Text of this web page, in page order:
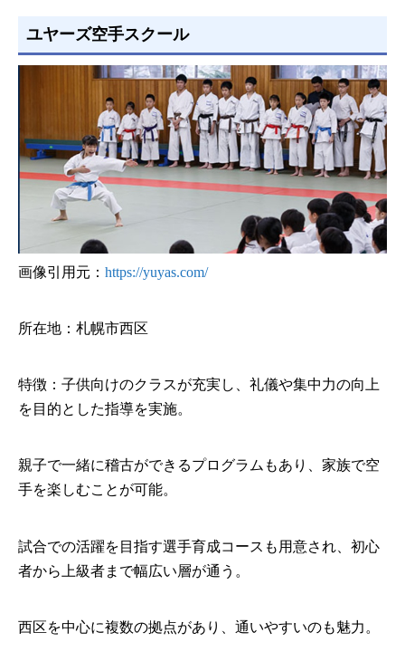
ユヤーズ空手スクール
画像引用元： https://yuyas.com/
所在地：札幌市西区
特徴：子供向けのクラスが充実し、礼儀や集中力の向上
を目的とした指導を実施。
親子で一緒に稽古ができるプログラムもあり、家族で空
手を楽しむことが可能。
試合での活躍を目指す選手育成コースも用意され、初心
者から上級者まで幅広い層が通う。
西区を中心に複数の拠点があり、通いやすいのも魅力。